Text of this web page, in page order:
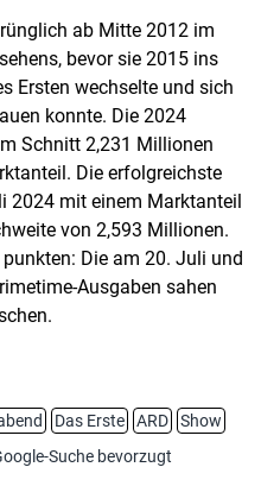
ab Mitte 2012 im
bevor sie 2015 ins
Ersten wechselte und sich
konnte. Die 2024
Schnitt 2,231 Millionen
Die erfolgreichste
2024 mit einem Marktanteil
von 2,593 Millionen.
Die am 20. Juli und
Ausgaben sahen
Das Erste ARD
Show
Suche bevorzugt